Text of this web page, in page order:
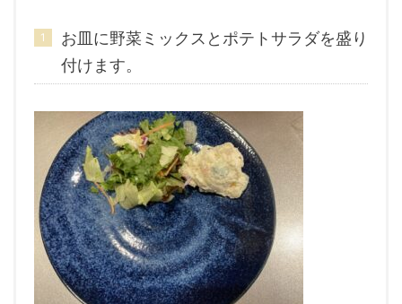
お皿に野菜ミックスとポテトサラダを盛り
付けます。